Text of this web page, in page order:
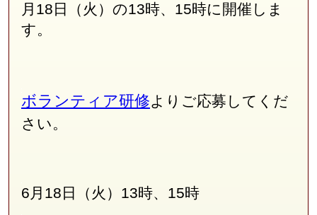
月18日（火）の13時、15時に開催しま
す。
ボランティア研修よりご応募してくだ
さい。
6月18日（火）13時、15時